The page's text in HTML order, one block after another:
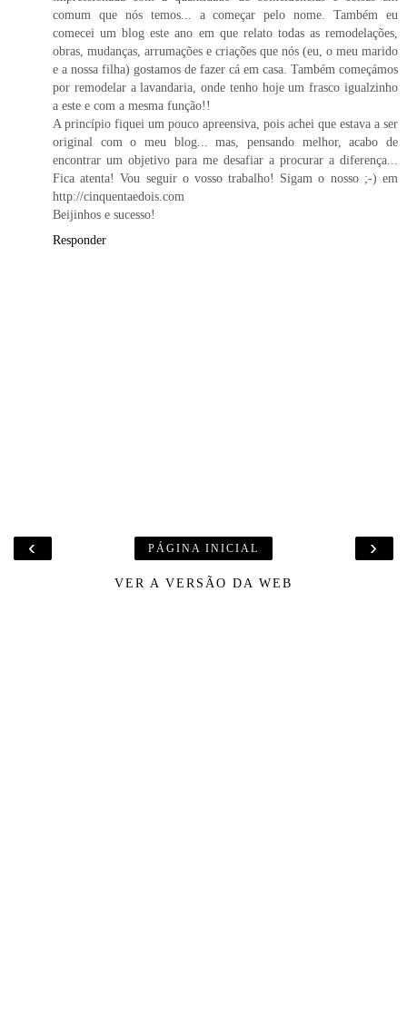
comum que nós temos... a começar pelo nome. Também eu
comecei um blog este ano em que relato todas as remodelações,
obras, mudanças, arrumações e criações que nós (eu, o meu marido
e a nossa filha) gostamos de fazer cá em casa. Também começámos
por remodelar a lavandaria, onde tenho hoje um frasco igualzinho
a este e com a mesma função!!
A princípio fiquei um pouco apreensiva, pois achei que estava a ser
original com o meu blog... mas, pensando melhor, acabo de
encontrar um objetivo para me desafiar a procurar a diferença...
Fica atenta! Vou seguir o vosso trabalho! Sigam o nosso ;-) em
http://cinquentaedois.com
Beijinhos e sucesso!
Responder
‹ ›
PÁGINA INICIAL
VER A VERSÃO DA WEB